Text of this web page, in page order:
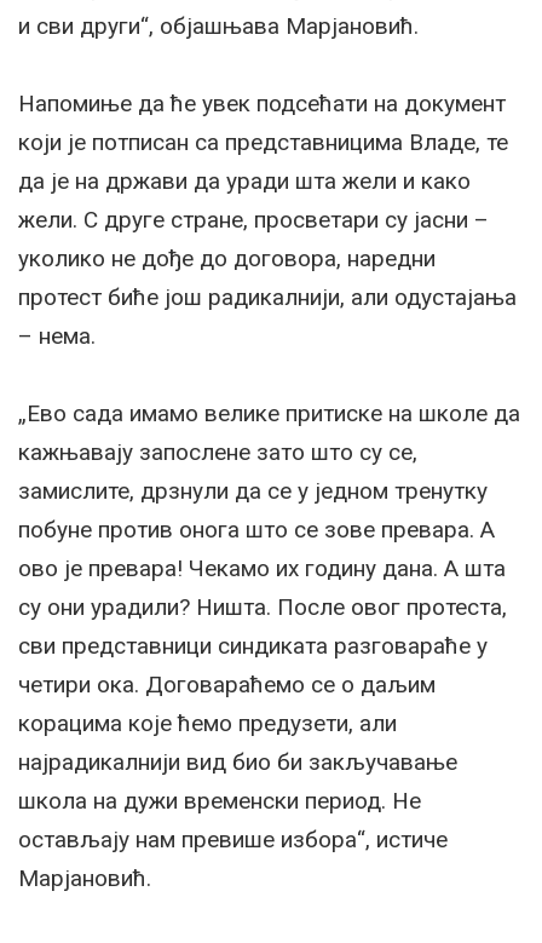
и сви други“, објашњава Марјановић.
Напомиње да ће увек подсећати на документ
који је потписан са представницима Владе, те
да је на држави да уради шта жели и како
жели. С друге стране, просветари су јасни –
уколико не дође до договора, наредни
протест биће још радикалнији, али одустајања
– нема.
„Ево сада имамо велике притиске на школе да
кажњавају запослене зато што су се,
замислите, дрзнули да се у једном тренутку
побуне против онога што се зове превара. А
ово је превара! Чекамо их годину дана. А шта
су они урадили? Ништа. После овог протеста,
сви представници синдиката разговараће у
четири ока. Договараћемо се о даљим
корацима које ћемо предузети, али
најрадикалнији вид био би закључавање
школа на дужи временски период. Не
остављају нам превише избора“, истиче
Марјановић.